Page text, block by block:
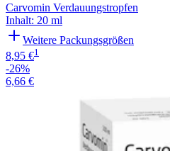
Carvomin Verdauungstropfen
Inhalt: 20 ml
Weitere Packungsgrößen
8,95 €1
-26%
6,66 €